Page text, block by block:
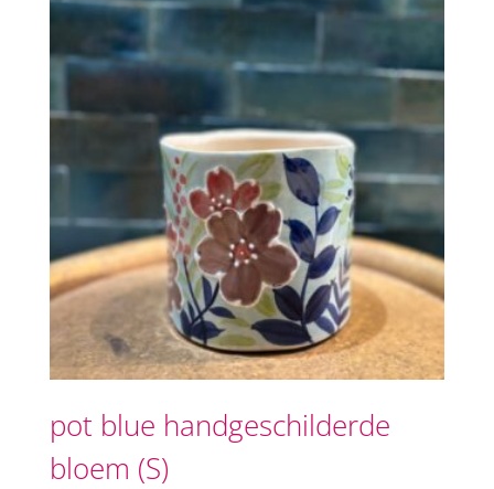
pot blue handgeschilderde
bloem (S)